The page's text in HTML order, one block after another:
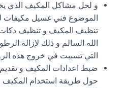
و لحل مشاكل المكيف الذي
الموضوع فني غسيل مكيفات
تنظيف المكيف و تنظيف
الله السالم و ذلك لإزالة
التي تسببت في خروج هذه
ضبط اعدادات المكيف و تقديم
حول طريقة استخدام